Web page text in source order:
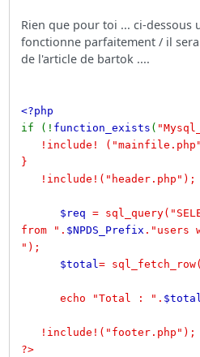
Rien que pour toi ... ci-dessous
fonctionne parfaitement / il
de l'article de bartok ....
<?php
if (! function_exists (
!include!
}
!include!("header.php");
$req =
from ". $NPDS_Prefix ."users
");
$total= sql_fetch_row(
echo "Total : ".
!include!("footer.php");
?>